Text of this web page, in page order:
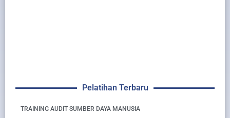
Pelatihan Terbaru
TRAINING AUDIT SUMBER DAYA MANUSIA